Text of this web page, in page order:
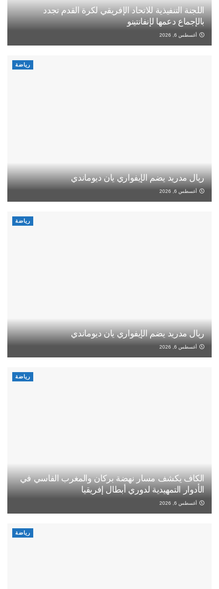
اللجنة التنفيذية للاتحاد الإفريقي لكرة القدم تجدد
بالإجماع دعمها لإنفانتينو
أغسطس 6, 2026
رياضة
ريال مدريد يضم الإيفواري يان ديوماندي
أغسطس 6, 2026
رياضة
ريال مدريد يضم الإيفواري يان ديوماندي
أغسطس 6, 2026
رياضة
الكاف يكشف مسار نهضة بركان والمغرب الفاسي في
الأدوار التمهيدية لدوري أبطال إفريقيا
أغسطس 6, 2026
رياضة